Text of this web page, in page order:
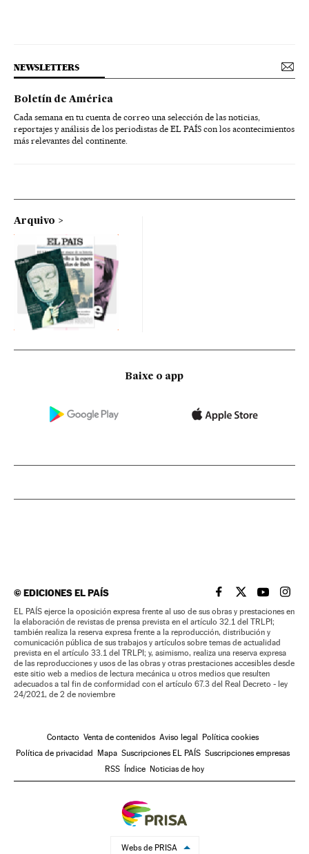
NEWSLETTERS
Boletín de América
Cada semana en tu cuenta de correo una selección de las noticias,
reportajes y análisis de los periodistas de EL PAÍS con los acontecimientos
más relevantes del continente.
Arquivo
Baixe o app
©EDICIONES EL PAÍS EL PAÍS BRASIL EN
EL PAÍSEL PAÍS
EL
EL PAÍS ejerce la oposición expresa frente al uso de sus obras y prestaciones en
la elaboración de revistas de prensa prevista en el artículo 32.1 del TRLPI;
también realiza la reserva expresa frente a la reproducción, distribución y
comunicación pública de sus trabajos y artículos sobre temas de actualidad
prevista en el artículo 33.1 del TRLPI; y, asimismo, realiza una reserva expresa
de las reproducciones y usos de las obras y otras prestaciones accesibles desde
este sitio web a medios de lectura mecánica u otros medios que resulten
adecuados a tal fin de conformidad con el artículo 67.3 del Real Decreto - ley
24/2021, de 2 de noviembre
Contacto Venta de contenidos Aviso legal
Política cookies
Política de privacidad
Mapa Suscripciones EL PAÍS Suscripciones empresas
RSS
Índice Noticias de hoy
Webs de PRISA